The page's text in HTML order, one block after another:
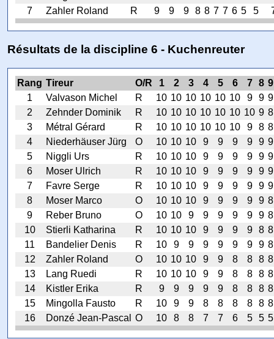
7
Zahler Roland R 9 9 9 8 8 7 7 6 5 5
Résultats de la discipline 6 - Kuchenreuter
Rang Tireur O/R 1 2 3 4 5 6 7 8 9
1
Valvason Michel R 10 10 10 10 10 10 9 9 9
2
Zehnder Dominik R 10 10 10 10 10 10 10 9 8
3
Métral Gérard R 10 10 10 10 10 10 9 8 8
4
Niederhäuser Jürg O 10 10 10 9 9 9 9 9 9
5
Niggli Urs R 10 10 10 9 9 9 9 9 9
6
Moser Ulrich R 10 10 10 9 9 9 9 9 9
7
Favre Serge R 10 10 10 9 9 9 9 9 9
8
Moser Marco O 10 10 10 9 9 9 9 9 8
9
Reber Bruno O 10 10 9 9 9 9 9 9 8
10
Stierli Katharina R 10 10 10 9 9 9 9 8 8
11
Bandelier Denis R 10 9 9 9 9 9 9 9 8
12
Zahler Roland O 10 10 10 9 9 8 8 8 8
13
Lang Ruedi R 10 10 10 9 9 8 8 8 8
14
Kistler Erika R 9 9 9 9 9 8 8 8 8
15
Mingolla Fausto R 10 9 9 8 8 8 8 8 8
16
Donzé Jean-Pascal O 10 8 8 7 7 6 5 5 5